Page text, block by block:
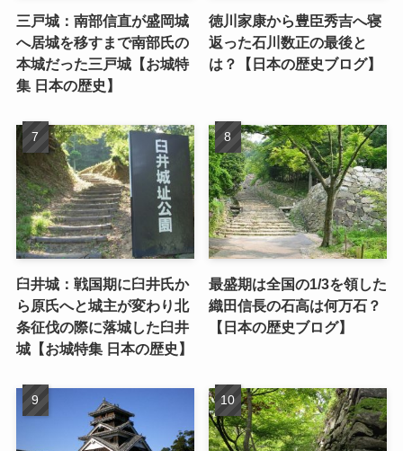
三戸城：南部信直が盛岡城
へ居城を移すまで南部氏の
本城だった三戸城【お城特
集 日本の歴史】
徳川家康から豊臣秀吉へ寝
返った石川数正の最後と
は？【日本の歴史ブログ】
臼井城：戦国期に臼井氏か
ら原氏へと城主が変わり北
条征伐の際に落城した臼井
城【お城特集 日本の歴史】
最盛期は全国の1/3を領した
織田信長の石高は何万石？
【日本の歴史ブログ】